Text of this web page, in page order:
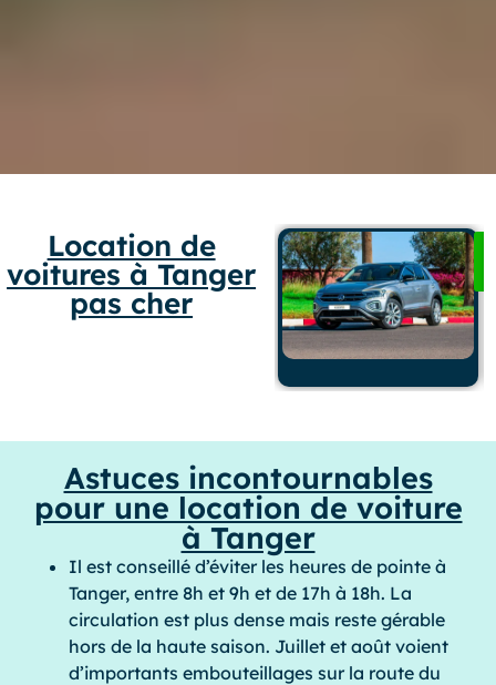
Location de
voitures à Tanger
pas cher
Astuces incontournables
pour une location de voiture
à Tanger
Il est conseillé d’éviter les heures de pointe à
Tanger, entre 8h et 9h et de 17h à 18h. La
circulation est plus dense mais reste gérable
hors de la haute saison. Juillet et août voient
d’importants embouteillages sur la route du